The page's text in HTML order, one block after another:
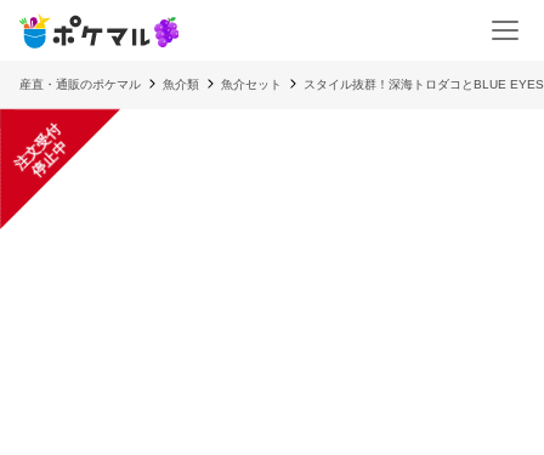
産直・通販のポケマル 魚介類 魚介セット スタイル抜群！深海トロダコとBLUE
注
文
受
付
停
止
中